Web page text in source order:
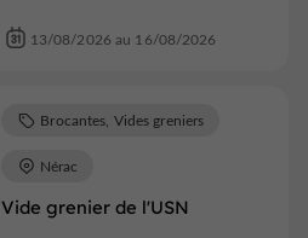
13/08/2026 au 16/08/2026
Vide grenier de l'USN
Brocantes, Vides greniers
Nérac